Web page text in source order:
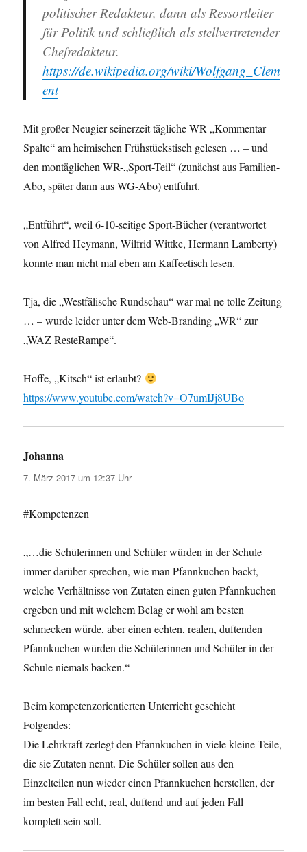
politischer Redakteur, dann als Ressortleiter
für Politik und schließlich als stellvertretender
Chefredakteur.
https://de.wikipedia.org/wiki/Wolfgang_Clem
ent
Mit großer Neugier seinerzeit tägliche WR-„Kommentar-
Spalte“ am heimischen Frühstückstisch gelesen … – und
den montäglichen WR-„Sport-Teil“ (zunächst aus Familien-
Abo, später dann aus WG-Abo) entführt.
„Entführt“, weil 6-10-seitige Sport-Bücher (verantwortet
von Alfred Heymann, Wilfrid Wittke, Hermann Lamberty)
konnte man nicht mal eben am Kaffeetisch lesen.
Tja, die „Westfälische Rundschau“ war mal ne tolle Zeitung
… – wurde leider unter dem Web-Branding „WR“ zur
„WAZ ResteRampe“.
Hoffe, „Kitsch“ ist erlaubt?
https://www.youtube.com/watch?v=O7umIJj8UBo
Johanna
7. März 2017 um 12:37 Uhr
#Kompetenzen
„…die Schülerinnen und Schüler würden in der Schule
immer darüber sprechen, wie man Pfannkuchen backt,
welche Verhältnisse von Zutaten einen guten Pfannkuchen
ergeben und mit welchem Belag er wohl am besten
schmecken würde, aber einen echten, realen, duftenden
Pfannkuchen würden die Schülerinnen und Schüler in der
Schule niemals backen.“
Beim kompetenzorientierten Unterricht geschieht
Folgendes:
Die Lehrkraft zerlegt den Pfannkuchen in viele kleine Teile,
die sie Zutaten nennt. Die Schüler sollen aus den
Einzelteilen nun wieder einen Pfannkuchen herstellen, der
im besten Fall echt, real, duftend und auf jeden Fall
komplett sein soll.